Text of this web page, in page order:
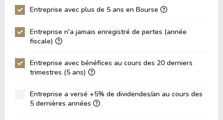
P/EBITDA
P/Actif Total
VPA (Valeur Comptable par Action)
LPA (Bénéfice par Action)
Rotation des Actifs
0.12
ROE
Entreprise avec plus de 5 ans en Bourse
Entreprise n'a jamais enregistré de pertes (année
fiscale)
Entreprise avec bénéfices au cours des 20 derniers
trimestres (5 ans)
Entreprise a versé +5% de dividendes/an au cours des
5 dernières années